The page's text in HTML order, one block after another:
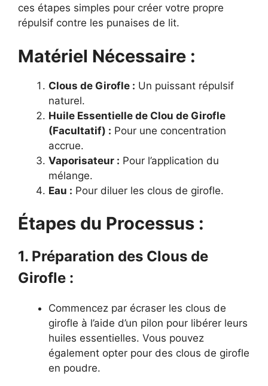
ces étapes simples pour créer votre propre
répulsif contre les punaises de lit.
Matériel Nécessaire :
Clous de Girofle : Un puissant répulsif
naturel.
Huile Essentielle de Clou de Girofle
(Facultatif) : Pour une concentration
accrue.
Vaporisateur : Pour l’application du
mélange.
Eau : Pour diluer les clous de girofle.
Étapes du Processus :
1. Préparation des Clous de
Girofle :
Commencez par écraser les clous de
girofle à l’aide d’un pilon pour libérer leurs
huiles essentielles. Vous pouvez
également opter pour des clous de girofle
en poudre.